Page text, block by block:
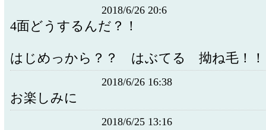
2018/6/26 20:6
4面どうするんだ？！
はじめっから？？ はぶてる 拗ね毛！！
2018/6/26 16:38
お楽しみに
2018/6/25 13:16